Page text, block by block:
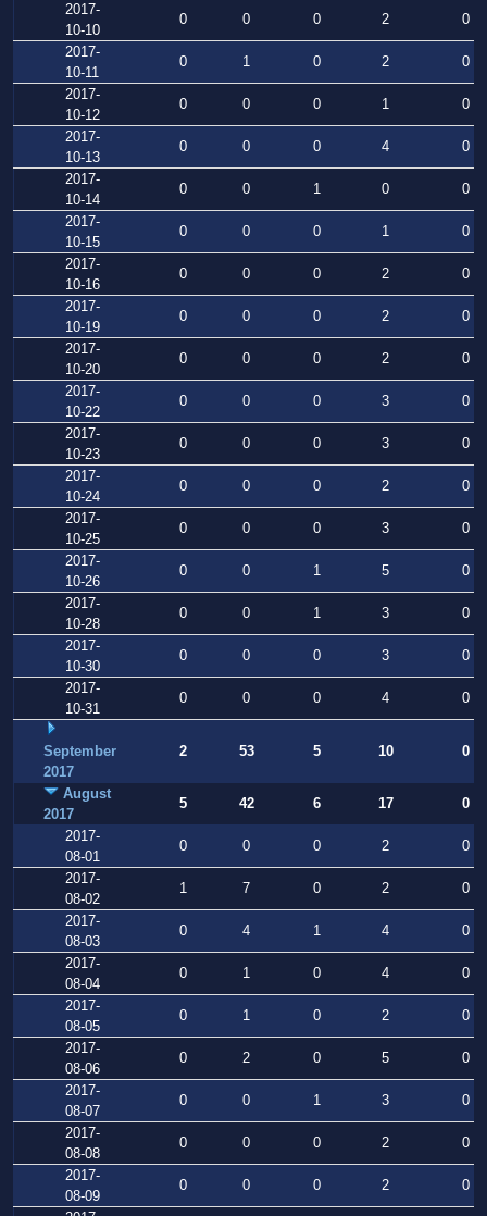
2017-
10-10
0 0 0 2
0
2017-
10-11
0 1 0 2
0
2017-
10-12
0 0 0 1
0
2017-
10-13
0 0 0 4
0
2017-
10-14
0 0 1 0
0
2017-
10-15
0 0 0 1
0
2017-
10-16
0 0 0 2
0
2017-
10-19
0 0 0 2
0
2017-
10-20
0 0 0 2
0
2017-
10-22
0 0 0 3
0
2017-
10-23
0 0 0 3
0
2017-
10-24
0 0 0 2
0
2017-
10-25
0 0 0 3
0
2017-
10-26
0 0 1 5
0
2017-
10-28
0 0 1 3
0
2017-
10-30
0 0 0 3
0
2017-
10-31
0 0 0 4 0
September
2017
2 53 5 10 0
August
2017
5 42 6 17
0
2017-
08-01
0 0 0 2
0
2017-
08-02
1 7 0 2
0
2017-
08-03
0 4 1 4
0
2017-
08-04
0 1 0 4
0
2017-
08-05
0 1 0 2
0
2017-
08-06
0 2 0 5
0
2017-
08-07
0 0 1 3
0
2017-
08-08
0 0 0 2
0
2017-
08-09
0 0 0 2
0